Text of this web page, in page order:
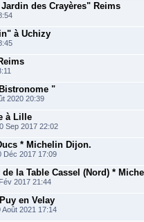
des Crayères" Reims
à Uchizy
"
2020 20:39
à Lille
Sep 2017 22:02
* Michelin Dijon.
Déc 2017 17:09
la Table Cassel (Nord) *
2017 21:44
en Velay
Août 2021 17:14